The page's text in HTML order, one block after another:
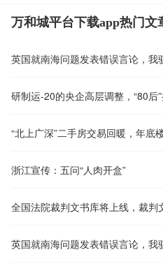
万和城平台下载app热门文
浙江宣传：五问“人肉开盒”